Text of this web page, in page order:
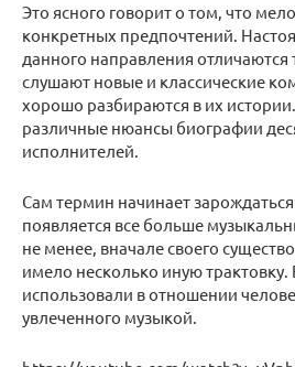
Это ясного говорит о том, что
конкретных предпочтений.
данного направления отличаются
слушают новые и классические
хорошо разбираются в их
различные нюансы биографии
исполнителей.
Сам термин начинает зарождаться
появляется все больше
не менее, вначале своего
имело несколько иную трактовку.
использовали в отношении
увлеченного музыкой.